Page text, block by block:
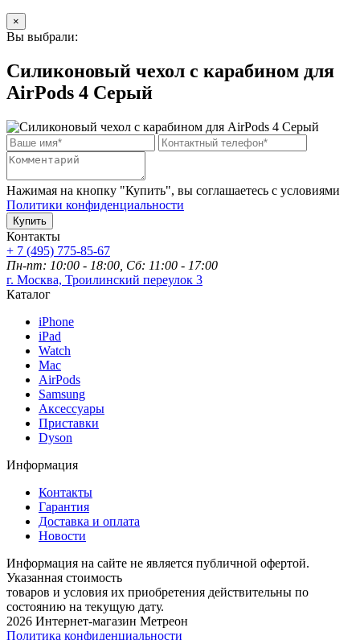
×
Вы выбрали:
Силиконовый чехол c карабином для
AirPods 4 Серый
Нажимая на кнопку "Купить", вы соглашаетесь с условиями
Политики конфиденциальности
Купить
Контакты
+ 7 (495) 775-85-67
Пн-пт: 10:00 - 18:00, Сб: 11:00 - 17:00
г. Москва, Троилинский переулок 3
Каталог
iPhone
iPad
Watch
Mac
AirPods
Samsung
Аксессуары
Приставки
Dyson
Информация
Контакты
Гарантия
Доставка и оплата
Новости
Информация на сайте не является публичной офертой.
Указанная стоимость
товаров и условия их приобретения действительны по
состоянию на текущую дату.
2026 Интернет-магазин Метреон
Политика конфиденциальности